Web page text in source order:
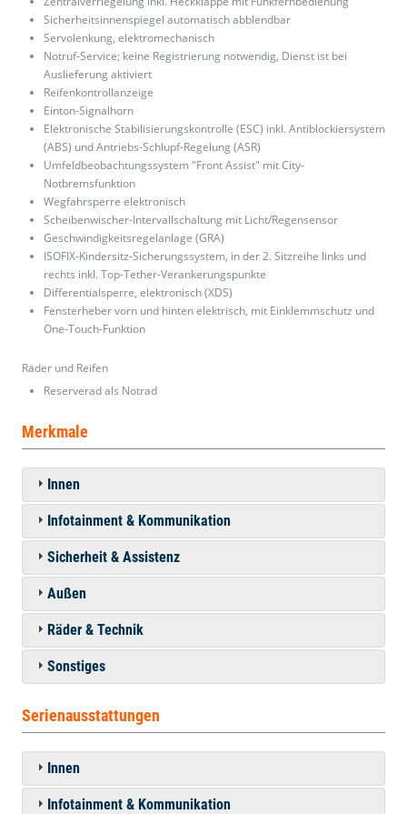
Sicherheitsinnenspiegel automatisch abblendbar
Servolenkung, elektromechanisch
Notruf-Service; keine Registrierung notwendig, Dienst ist bei
Auslieferung aktiviert
Reifenkontrollanzeige
Einton-Signalhorn
Elektronische Stabilisierungskontrolle (ESC) inkl. Antiblockiersystem
(ABS) und Antriebs-Schlupf-Regelung (ASR)
Umfeldbeobachtungssystem "Front Assist" mit City-
Notbremsfunktion
Wegfahrsperre elektronisch
Scheibenwischer-Intervallschaltung mit Licht/Regensensor
Geschwindigkeitsregelanlage (GRA)
ISOFIX-Kindersitz-Sicherungssystem, in der 2. Sitzreihe links und
rechts inkl. Top-Tether-Verankerungspunkte
Differentialsperre, elektronisch (XDS)
Fensterheber vorn und hinten elektrisch, mit Einklemmschutz und
One-Touch-Funktion
Räder und Reifen
Reserverad als Notrad
Merkmale
Innen
Infotainment & Kommunikation
Sicherheit & Assistenz
Außen
Räder & Technik
Sonstiges
Serienausstattungen
Innen
Infotainment & Kommunikation